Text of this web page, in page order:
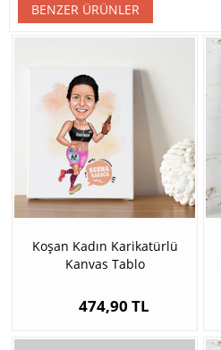
BENZER ÜRÜNLER
Koşan Kadın Karikatürlü
Kanvas Tablo
474,90 TL